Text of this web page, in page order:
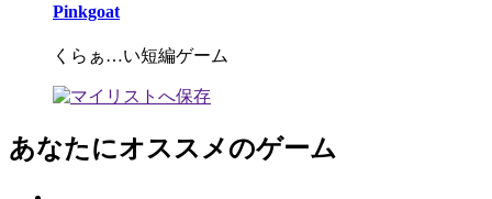
Pinkgoat
くらぁ…い短編ゲーム
あなたにオススメのゲーム